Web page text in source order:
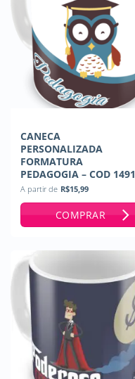
CANECA
PERSONALIZADA
FORMATURA
PEDAGOGIA – COD 1491
A partir de R$15,99
COMPRAR